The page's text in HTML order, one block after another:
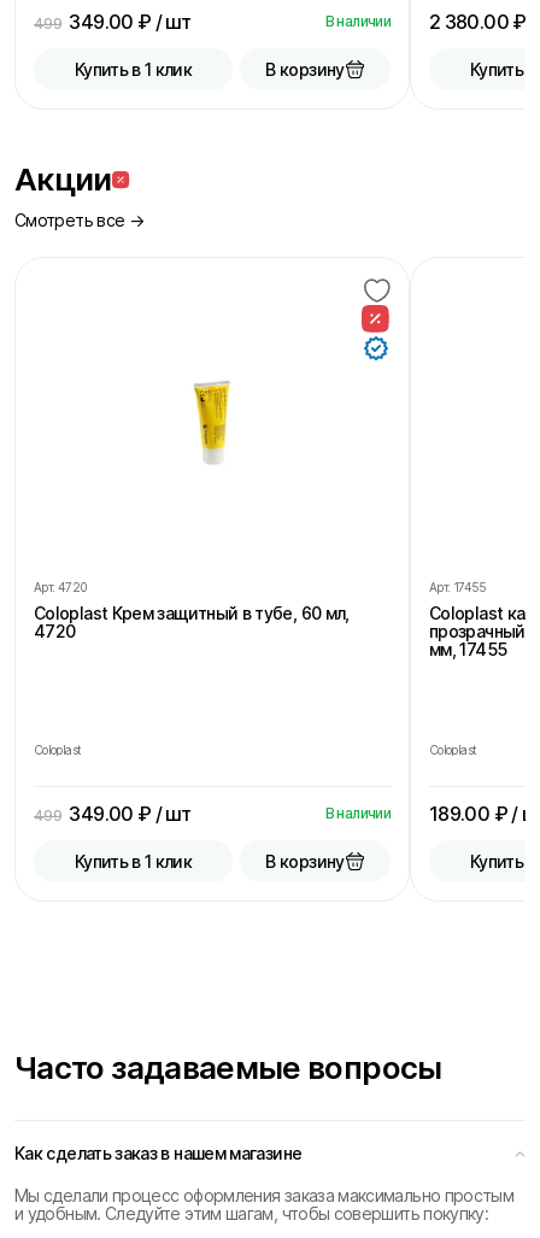
499 349.00 ₽ / шт В наличии
Купить в 1 клик В корзину
2 380.00₽ /
Купить в
Акции
Смотреть все →
Арт. 4720
Coloplast Крем защитный в тубе, 60 мл,
4720
Coloplast
499 349.00 ₽ / шт В наличии
Купить в 1 клик В корзину
Арт. 17455
Coloplast
прозрачный,
мм, 17455
Coloplast
189.00 ₽ /
Купить в
Часто задаваемые вопросы
Как сделать заказ в нашем магазине
Мы сделали процесс оформления заказа максимально простым
и удобным. Следуйте этим шагам, чтобы совершить покупку: